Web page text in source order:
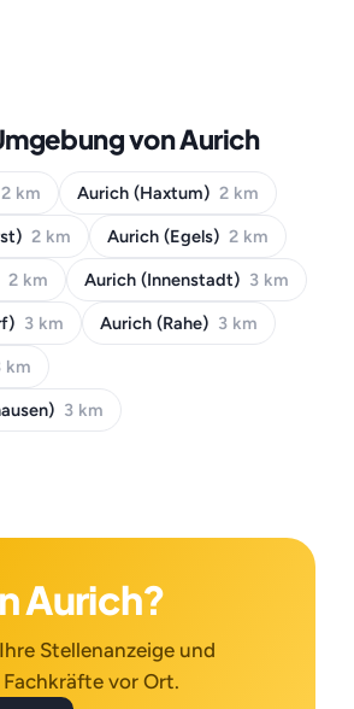
von Aurich
2 km Aurich (Haxtum) 2 km
2 km Aurich (Egels) 2 km
2 km Aurich (Innenstadt) 3 km
3 km Aurich (Rahe) 3 km
km
3 km
Aurich?
Stellenanzeige und
vor Ort.